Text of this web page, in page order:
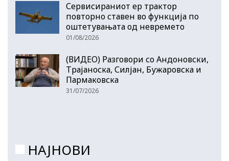
Сервисираниот ер трактор
повторно ставен во функција по
оштетувањата од невремето
01/08/2026
(ВИДЕО) Разговори со Андоновски,
Трајаноска, Силјан, Бужаровска и
Пармаковска
31/07/2026
НАЈНОВИ